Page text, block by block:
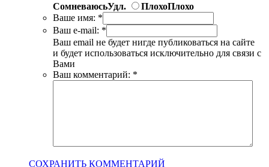
СомневаюсьУдл. ПлохоПлохо
Ваше имя: *
Ваш e-mail: *
Ваш email не будет нигде публиковаться на сайте
и будет использоваться исключительно для связи с
Вами
Ваш комментарий: *
СОХРАНИТЬ КОММЕНТАРИЙ